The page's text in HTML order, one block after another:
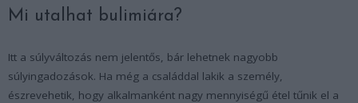
Mi utalhat bulimiára?
Itt a súlyváltozás nem jelentős, bár lehetnek nagyobb
súlyingadozások. Ha még a családdal lakik a személy,
észrevehetik, hogy alkalmanként nagy mennyiségű étel tűnik el a